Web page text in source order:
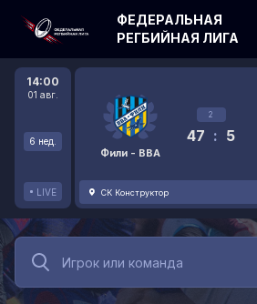
14:00
01 авг.
6 нед.
LIVE
Фили - ВВА
2
47 : 5
СК Конструктор
ФЕДЕРАЛЬНАЯ
РЕГБИЙНАЯ ЛИГА